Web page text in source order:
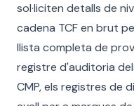
sol·liciten detalls de
cadena TCF en brut
llista completa de
registre d'auditoria
CMP, els registres de